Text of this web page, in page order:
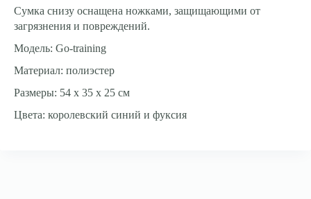
Сумка снизу оснащена ножками, защищающими от
загрязнения и повреждений.
Модель: Go-training
Материал: полиэстер
Размеры: 54 x 35 x 25 см
Цвета: королевский синий и фуксия